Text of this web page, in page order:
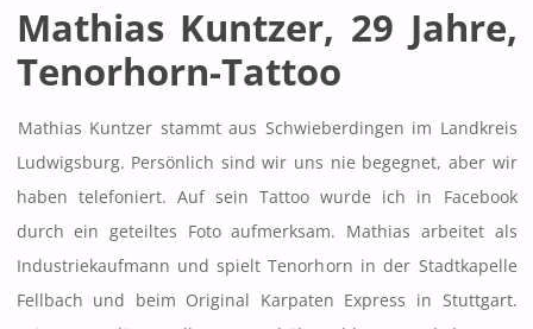
Mathias Kuntzer, 29 Jahre,
Tenorhorn-Tattoo
Mathias Kuntzer stammt aus Schwieberdingen im Landkreis
Ludwigsburg. Persönlich sind wir uns nie begegnet, aber wir
haben telefoniert. Auf sein Tattoo wurde ich in Facebook
durch ein geteiltes Foto aufmerksam. Mathias arbeitet als
Industriekaufmann und spielt Tenorhorn in der Stadtkapelle
Fellbach und beim Original Karpaten Express in Stuttgart.